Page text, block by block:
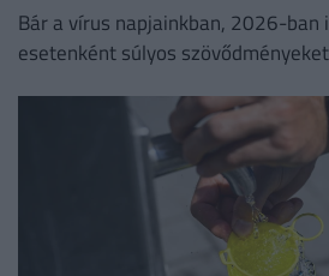
Bár a vírus napjainkban, 2026-ban
esetenként súlyos
biztonságosságát.